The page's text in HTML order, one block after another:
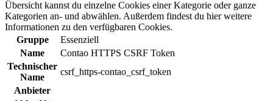
Übersicht kannst du einzelne Cookies einer Kategorie oder ganze
Kategorien an- und abwählen. Außerdem findest du hier weitere
Informationen zu den verfügbaren Cookies.
Gruppe
Essenziell
Name
Contao HTTPS CSRF Token
Technischer
Name
csrf_https-contao_csrf_token
Anbieter